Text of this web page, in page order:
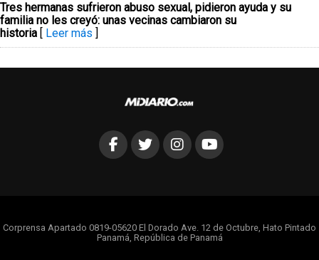
Tres hermanas sufrieron abuso sexual, pidieron ayuda y su
familia no les creyó: unas vecinas cambiaron su
historia [ Leer más ]
Corprensa Apartado 0819-05620 El Dorado Ave. 12 de Octubre, Hato Pintado
Panamá, República de Panamá